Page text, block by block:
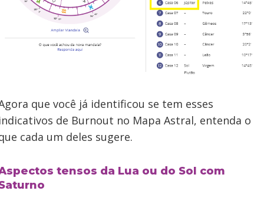
que você já identificou se tem esses
de Burnout no Mapa Astral, entenda o
cada um deles sugere.
tensos da Lua ou do Sol com